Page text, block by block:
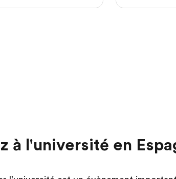
à l'université en